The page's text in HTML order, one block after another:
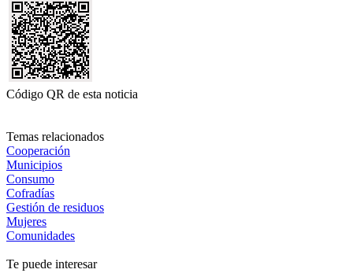
Código QR de esta noticia
Temas relacionados
Cooperación
Municipios
Consumo
Cofradías
Gestión de residuos
Mujeres
Comunidades
Te puede interesar